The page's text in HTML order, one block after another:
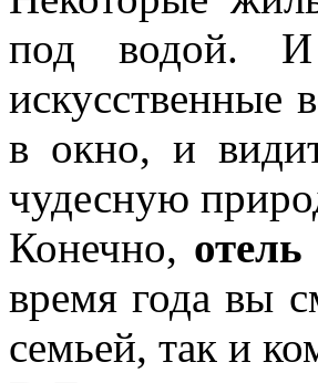
под водой.
искусственные
в окно, и
чудесную
Конечно, отель
время года вы
семьей, так и